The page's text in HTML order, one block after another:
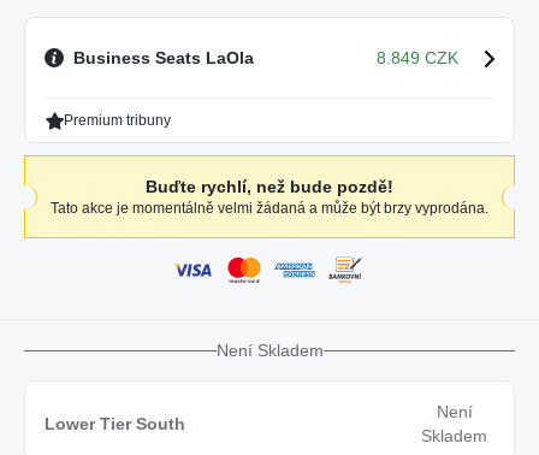
Business Seats LaOla 8.849 CZK
Premium tribuny
Buďte rychlí, než bude pozdě!
Tato akce je momentálně velmi žádaná a může být brzy vyprodána.
Není Skladem
Lower Tier South
Není
Skladem